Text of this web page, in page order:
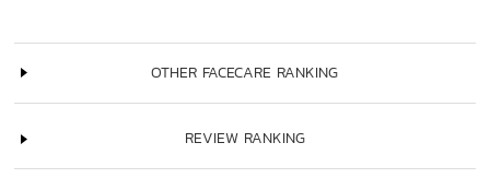
OTHER FACECARE RANKING
REVIEW RANKING